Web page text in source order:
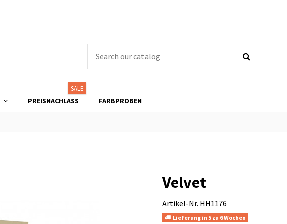
PREISNACHLASS
SALE
FARBPROBEN
Velvet
Artikel-Nr. HH1176
Lieferung in 5 zu 6 Wochen